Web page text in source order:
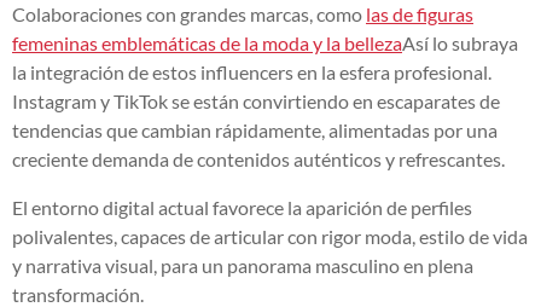
Colaboraciones con grandes marcas, como las de figuras
femeninas emblemáticas de la moda y la bellezaAsí lo subraya
la integración de estos influencers en la esfera profesional.
Instagram y TikTok se están convirtiendo en escaparates de
tendencias que cambian rápidamente, alimentadas por una
creciente demanda de contenidos auténticos y refrescantes.
El entorno digital actual favorece la aparición de perfiles
polivalentes, capaces de articular con rigor moda, estilo de vida
y narrativa visual, para un panorama masculino en plena
transformación.